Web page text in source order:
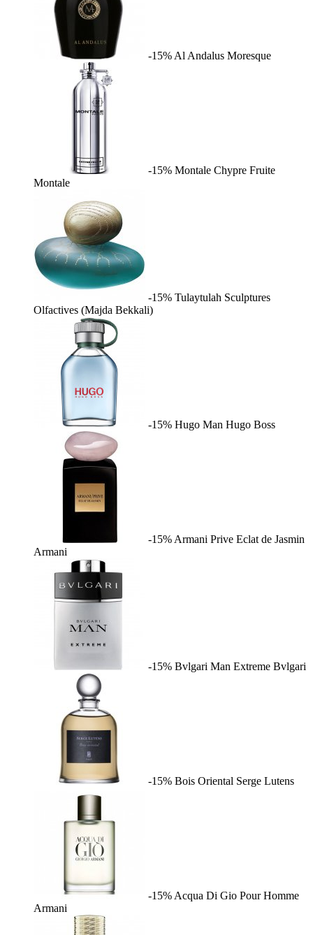
-15% Al Andalus Moresque
-15% Montale Chypre Fruite
Montale
-15% Tulaytulah Sculptures
Olfactives (Majda Bekkali)
-15% Hugo Man Hugo Boss
-15% Armani Prive Eclat de Jasmin
Armani
-15% Bvlgari Man Extreme Bvlgari
-15% Bois Oriental Serge Lutens
-15% Acqua Di Gio Pour Homme
Armani